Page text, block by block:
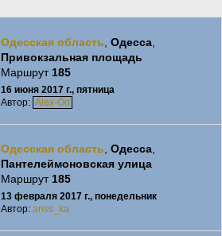
Одесская область Одесса,
Привокзальная площадь
Маршрут 185
16 июня 2017 г., пятница
Автор: Alex-Od
Одесская область Одесса,
Пантелеймоновская улица
Маршрут 185
13 февраля 2017 г., понедельник
Автор: ariss_ka